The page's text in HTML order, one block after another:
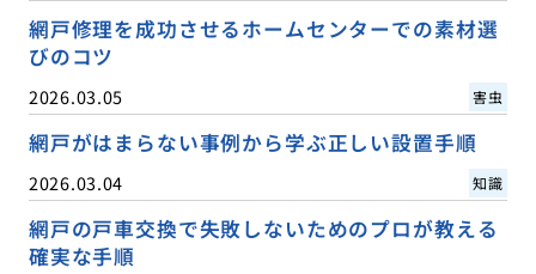
網戸修理を成功させるホームセンターでの素材選
びのコツ
2026.03.05 害虫
網戸がはまらない事例から学ぶ正しい設置手順
2026.03.04 知識
網戸の戸車交換で失敗しないためのプロが教える
確実な手順